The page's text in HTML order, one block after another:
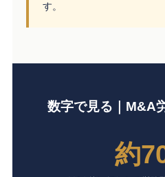
す。
数字で見る｜M&A
約